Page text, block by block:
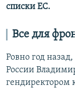
списки ЕС.
Все для
Ровно год
России
гендиректором